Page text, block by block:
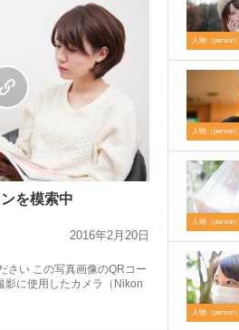
を模索中
2016年2月20日
さい この写真画像のQRコー
影に使用したカメラ（Nikon
人物（person）
人物（person）
人物（person）
人物（person）